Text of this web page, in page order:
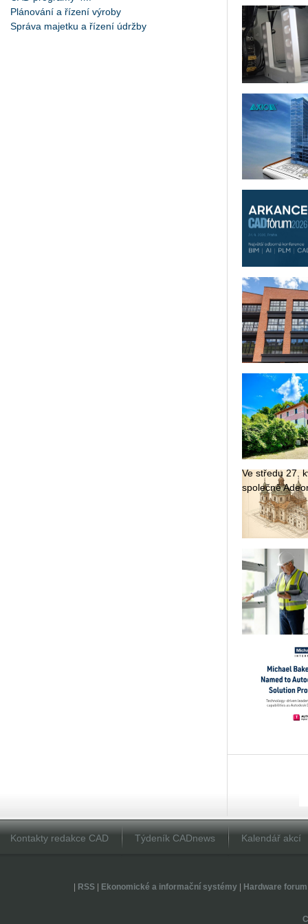
Plánování a řízení výroby
Správa majetku a řízení údržby
Ve stře­du 27.
spo­leč­ně
Kontakty redakce CAD Týdeník CADnews Kalendář akcí
RSS| Ekonomické a informační systémy| Hardware forum